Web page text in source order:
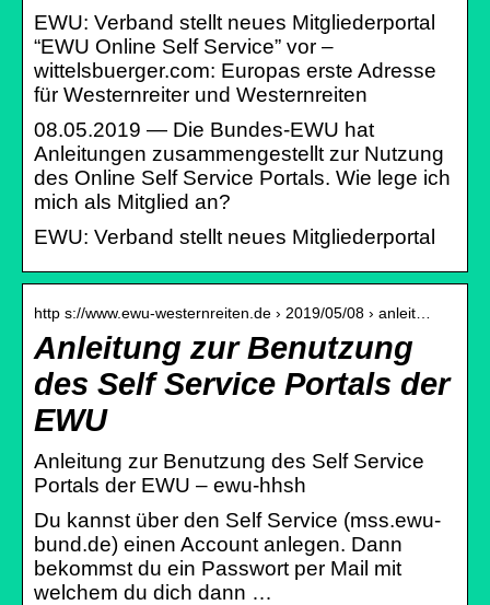
EWU: Verband stellt neues Mitgliederportal
“EWU Online Self Service” vor –
wittelsbuerger.com: Europas erste Adresse
für Westernreiter und Westernreiten
08.05.2019 — Die Bundes-EWU hat
Anleitungen zusammengestellt zur Nutzung
des Online Self Service Portals. Wie lege ich
mich als Mitglied an?
EWU: Verband stellt neues Mitgliederportal
http s://www.ewu-westernreiten.de › 2019/05/08 › anleit…
Anleitung zur Benutzung
des Self Service Portals der
EWU
Anleitung zur Benutzung des Self Service
Portals der EWU – ewu-hhsh
Du kannst über den Self Service (mss.ewu-
bund.de) einen Account anlegen. Dann
bekommst du ein Passwort per Mail mit
welchem du dich dann …